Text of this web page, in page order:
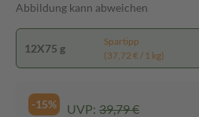
Abbildung kann abweichen
12X75 g
Spartipp
(37,72 € / 1 kg)
-15% UVP: 39,79 €